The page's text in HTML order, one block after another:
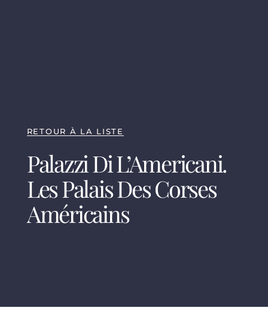
RETOUR À LA LISTE
Palazzi Di L’Americani.
Les Palais Des Corses
Américains